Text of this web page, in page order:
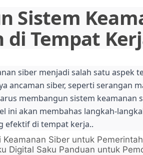
Sistem
di Tempat
siber menjadi salah satu aspek
ancaman siber, seperti serangan
membangun sistem
ini akan membahas langkah-
efektif di tempat kerja..
Keamanan Siber untuk
Digital Saku Panduan untuk